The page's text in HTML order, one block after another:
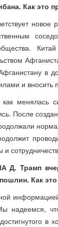
Как это
новое
в
и
как менялась
После
Д. Трамп
Как
надеемся,
в